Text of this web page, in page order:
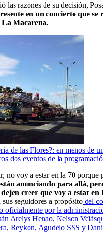
las razones de su decisión,
en un concierto que se
La Macarena.
de las Flores?: en menos de
dos eventos de la
no voy a estar en la 70 porque
anunciando para allá,
creer que voy a estar en
sus seguidores a propósito del
oficialmente por la
Arelys Henao, Nelson
Reykon, Agudelo SSS y